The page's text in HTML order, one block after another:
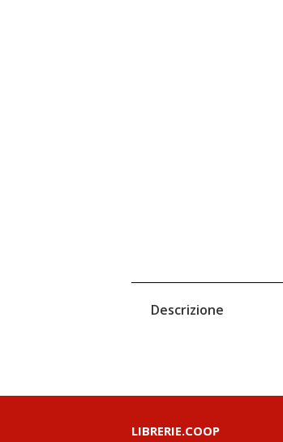
Descrizione
LIBRERIE.COOP